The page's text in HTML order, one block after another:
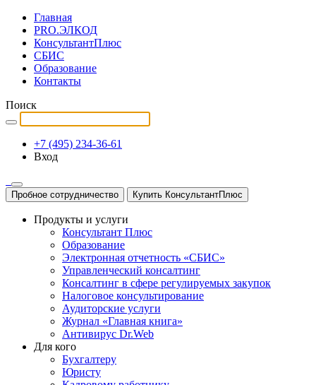
Главная
PRO.ЭЛКОД
КонсультантПлюс
СБИС
Образование
Контакты
Поиск
+7 (495) 234-36-61
Вход
Пробное сотрудничество Купить КонсультантПлюс
Продукты и услуги
Консультант Плюс
Образование
Электронная отчетность «СБИС»
Управленческий консалтинг
Консалтинг в сфере регулируемых закупок
Налоговое консультирование
Аудиторские услуги
Журнал «Главная книга»
Антивирус Dr.Web
Для кого
Бухгалтеру
Юристу